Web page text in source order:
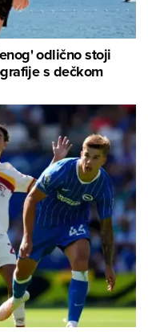
odlično stoji
s dečkom